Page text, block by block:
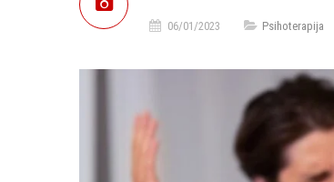
06/01/2023 Psihoterapija